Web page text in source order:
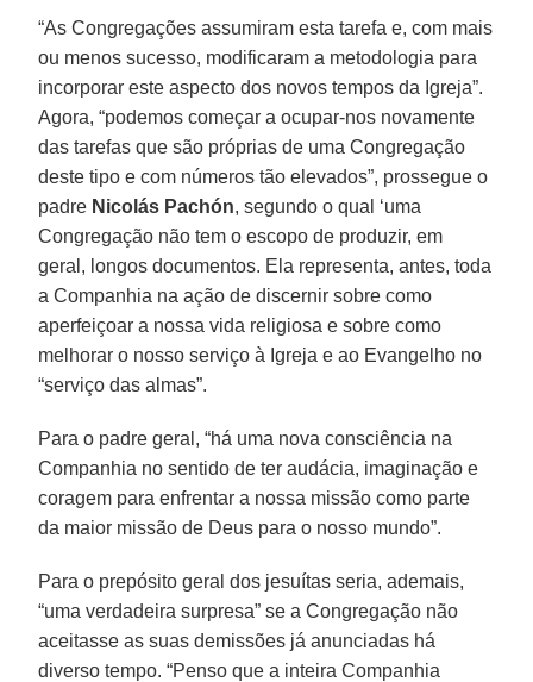
“As Congregações assumiram esta tarefa e, com mais
ou menos sucesso, modificaram a metodologia para
incorporar este aspecto dos novos tempos da Igreja”.
Agora, “podemos começar a ocupar-nos novamente
das tarefas que são próprias de uma Congregação
deste tipo e com números tão elevados”, prossegue o
padre Nicolás Pachón, segundo o qual ‘uma
Congregação não tem o escopo de produzir, em
geral, longos documentos. Ela representa, antes, toda
a Companhia na ação de discernir sobre como
aperfeiçoar a nossa vida religiosa e sobre como
melhorar o nosso serviço à Igreja e ao Evangelho no
“serviço das almas”.
Para o padre geral, “há uma nova consciência na
Companhia no sentido de ter audácia, imaginação e
coragem para enfrentar a nossa missão como parte
da maior missão de Deus para o nosso mundo”.
Para o prepósito geral dos jesuítas seria, ademais,
“uma verdadeira surpresa” se a Congregação não
aceitasse as suas demissões já anunciadas há
diverso tempo. “Penso que a inteira Companhia